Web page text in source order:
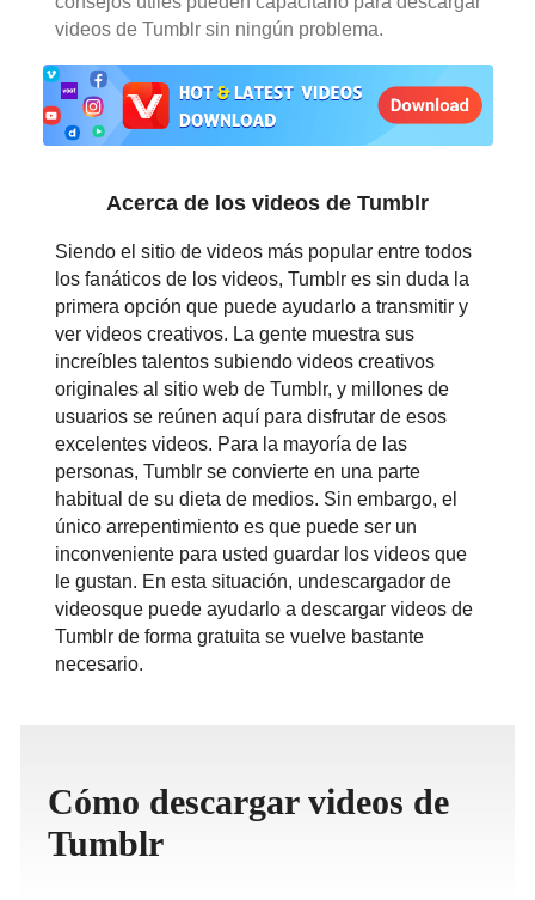
Türkçe
日本語
العربية
ਪੰਜਾਬੀ
తెలుగు
Việt Nam
ภาษาไทย
videos de Tumblr sin ningún problema.
Acerca de los videos de Tumblr
Siendo el sitio de videos más popular entre todos
los fanáticos de los videos, Tumblr es sin duda la
primera opción que puede ayudarlo a transmitir y
ver videos creativos. La gente muestra sus
increíbles talentos subiendo videos creativos
originales al sitio web de Tumblr, y millones de
usuarios se reúnen aquí para disfrutar de esos
excelentes videos. Para la mayoría de las
personas, Tumblr se convierte en una parte
habitual de su dieta de medios. Sin embargo, el
único arrepentimiento es que puede ser un
inconveniente para usted guardar los videos que
le gustan. En esta situación, undescargador de
videosque puede ayudarlo a descargar videos de
Tumblr de forma gratuita se vuelve bastante
necesario.
Cómo descargar videos de
Tumblr